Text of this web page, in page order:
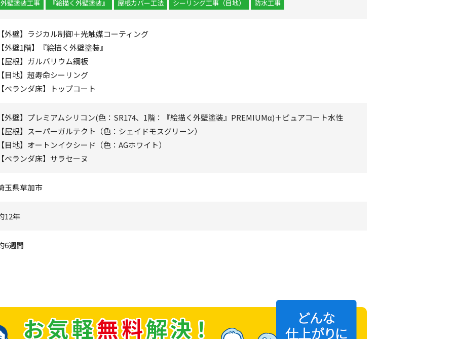
外壁塗装工事 『絵描く外壁塗装』 屋根カバー工法 シーリング工事（目地） 防水工事
外壁】ラジカル制御＋光触媒コーティング
外壁1階】『絵描く外壁塗装』
屋根】ガルバリウム鋼板
目地】超寿命シーリング
ベランダ床】トップコート
外壁】プレミアムシリコン(色：SR174、1階：『絵描く外壁塗装』PREMIUMα)＋ピュアコート水性
屋根】スーパーガルテクト（色：シェイドモスグリーン）
目地】オートンイクシード（色：AGホワイト）
ベランダ床】サラセーヌ
玉県草加市
12年
6週間